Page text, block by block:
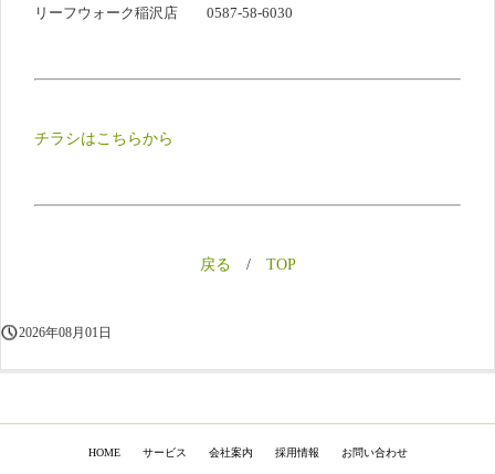
リーフウォーク稲沢店 0587-58-6030
チラシはこちらから
戻る / TOP
2026年08月01日
HOME サービス 会社案内 採用情報 お問い合わせ